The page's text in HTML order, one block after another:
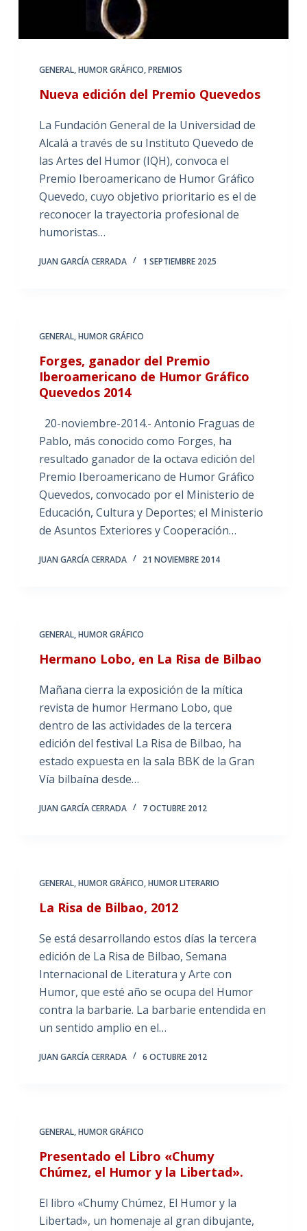
GENERAL,HUMOR GRÁFICO,PREMIOS
Nueva edición del Premio Quevedos
La Fundación General de la Universidad de
Alcalá a través de su Instituto Quevedo de
las Artes del Humor (IQH), convoca el
Premio Iberoamericano de Humor Gráfico
Quevedo, cuyo objetivo prioritario es el de
reconocer la trayectoria profesional de
humoristas…
JUAN GARCÍA CERRADA 1 SEPTIEMBRE 2025
GENERAL,HUMOR GRÁFICO
Forges, ganador del Premio
Iberoamericano de Humor Gráfico
Quevedos 2014
20-noviembre-2014.- Antonio Fraguas de
Pablo, más conocido como Forges, ha
resultado ganador de la octava edición del
Premio Iberoamericano de Humor Gráfico
Quevedos, convocado por el Ministerio de
Educación, Cultura y Deportes; el Ministerio
de Asuntos Exteriores y Cooperación…
JUAN GARCÍA CERRADA 21 NOVIEMBRE 2014
GENERAL,HUMOR GRÁFICO
Hermano Lobo, en La Risa de Bilbao
Mañana cierra la exposición de la mítica
revista de humor Hermano Lobo, que
dentro de las actividades de la tercera
edición del festival La Risa de Bilbao, ha
estado expuesta en la sala BBK de la Gran
Vía bilbaína desde…
JUAN GARCÍA CERRADA 7 OCTUBRE 2012
GENERAL,HUMOR GRÁFICO,HUMOR LITERARIO
La Risa de Bilbao, 2012
Se está desarrollando estos días la tercera
edición de La Risa de Bilbao, Semana
Internacional de Literatura y Arte con
Humor, que esté año se ocupa del Humor
contra la barbarie. La barbarie entendida en
un sentido amplio en el…
JUAN GARCÍA CERRADA 6 OCTUBRE 2012
GENERAL,HUMOR GRÁFICO
Presentado el Libro «Chumy
Chúmez, el Humor y la Libertad».
El libro «Chumy Chúmez, El Humor y la
Libertad», un homenaje al gran dibujante,